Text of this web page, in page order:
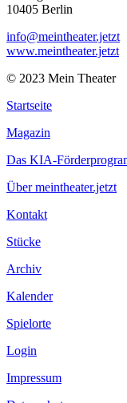
10405 Berlin
info@meintheater.jetzt
www.meintheater.jetzt
© 2023 Mein Theater
Startseite
Magazin
Das KIA-
Über meintheater.jetzt
Kontakt
Stücke
Archiv
Kalender
Spielorte
Login
Impressum